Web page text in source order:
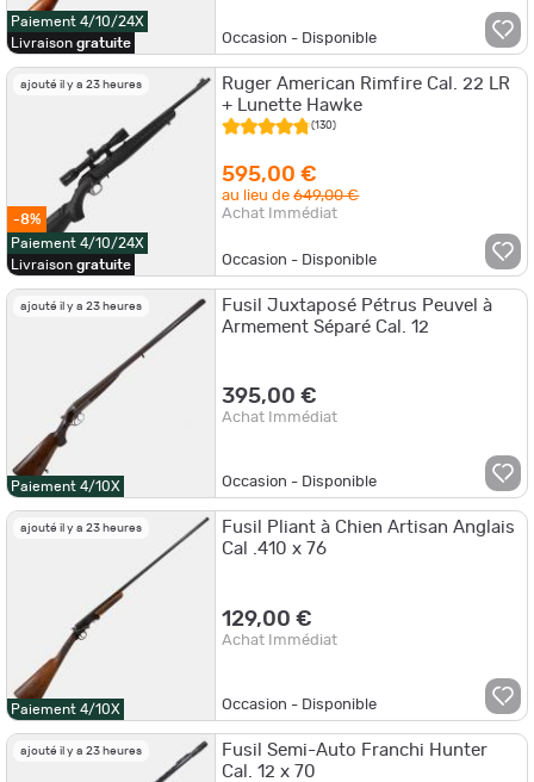
Paiement 4/10/24X
Livraison gratuite Occasion - Disponible
ajouté il y a 23 heures
-8%
Paiement 4/10/24X
Livraison gratuite
Ruger American Rimfire Cal. 22 LR
+ Lunette Hawke
(130)
595,00 €
au lieu de649,00 €
Achat Immédiat
Occasion - Disponible
ajouté il y a 23 heures
Paiement 4/10X
Fusil Juxtaposé Pétrus Peuvel à
Armement Séparé Cal. 12
395,00 €
Achat Immédiat
Occasion - Disponible
ajouté il y a 23 heures
Paiement 4/10X
Fusil Pliant à Chien Artisan Anglais
Cal .410 x 76
129,00 €
Achat Immédiat
Occasion - Disponible
ajouté il y a 23 heures
Fusil Semi-Auto Franchi Hunter
Cal. 12 x 70